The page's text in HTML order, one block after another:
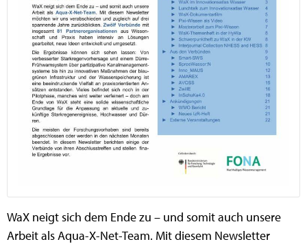
WaX neigt sich dem Ende zu – und somit auch unsere
Arbeit als Aqua-X-Net-Team. Mit diesem Newsletter